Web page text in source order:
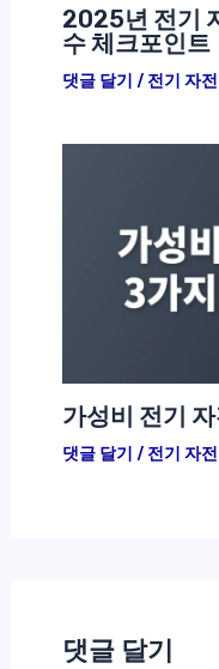
2025년 전기
수 체크포인트
댓글 달기 / 전기 자전
가성비 전기
댓글 달기 / 전기 자전
댓글 달기